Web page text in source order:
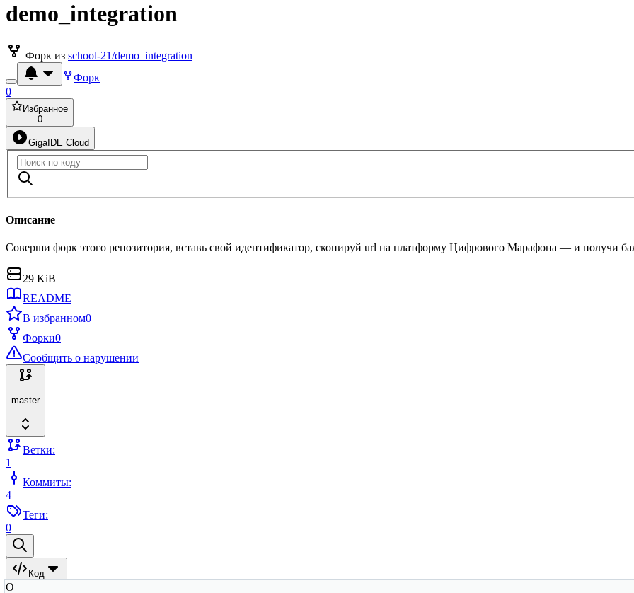
demo_integration
Форк из school-21/demo_integration
Форк
0
Избранное
0
GigaIDE Cloud
Описание
Соверши форк этого репозитория, вставь свой идентификатор, скопируй url на платформу Цифрового Марафона — и получи
29 KiB
README
В избранном0
Форки0
Сообщить о нарушении
master
Ветки:
1
Коммиты:
4
Теги:
0
Код
O